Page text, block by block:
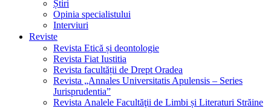
Știri
Opinia specialistului
Interviuri
Reviste
Revista Etică și deontologie
Revista Fiat Iustitia
Revista facultății de Drept Oradea
Revista „Annales Universitatis Apulensis – Series
Jurisprudentia”
Revista Analele Facultăţii de Limbi și Literaturi Străine